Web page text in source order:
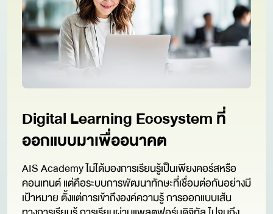
Digital Learning Ecosystemที่
ออกแบบมาเพื่ออนาคต
AIS Academy ไม่ได้มองการเรียนรู้เป็นเพียงคอร์สหรือ
คอนเทนต์ แต่คือระบบการพัฒนาทักษะที่เชื่อมต่อกันอย่างมี
เป้าหมาย ตั้งแต่การเข้าถึงองค์ความรู้ การออกแบบเส้น